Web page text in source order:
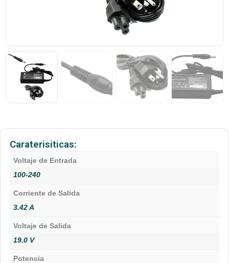
Caraterisiticas:
Voltaje de Entrada
100-240
Corriente de Salida
3.42 A
Voltaje de Salida
19.0 V
Potencia